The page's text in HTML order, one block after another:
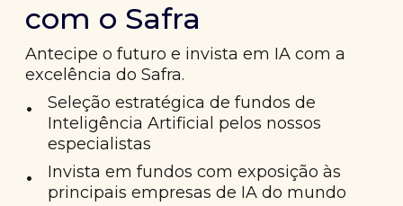
com o Safra
Antecipe o futuro e invista em IA com a
excelência do Safra.
•
Seleção estratégica de fundos de
Inteligência Artificial pelos nossos
especialistas
•
Invista em fundos com exposição às
principais empresas de IA do mundo